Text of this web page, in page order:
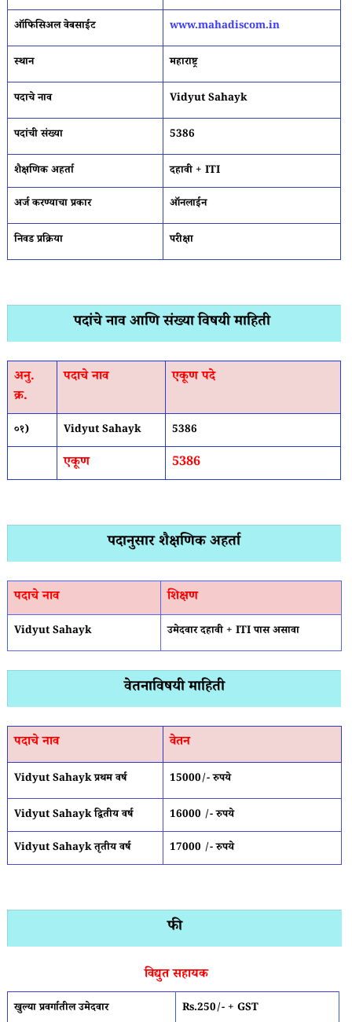
ऑफिसिअल वेबसाईट www.mahadiscom.in
स्थान महाराष्ट्र
पदाचे नाव Vidyut Sahayk
पदांची संख्या 5386
शैक्षणिक अहर्ता दहावी + ITI
अर्ज करण्याचा प्रकार ऑनलाईन
निवड प्रक्रिया परीक्षा
पदांचे नाव आणि संख्या विषयी माहिती
अनु.
क्र.
पदाचे नाव एकूण पदे
०१) Vidyut Sahayk 5386
एकूण 5386
पदानुसार शैक्षणिक अहर्ता
पदाचे नाव शिक्षण
Vidyut Sahayk उमेदवार दहावी + ITI पास असावा
वेतनाविषयी माहिती
पदाचे नाव वेतन
Vidyut Sahayk प्रथम वर्ष 15000/- रुपये
Vidyut Sahayk द्वितीय वर्ष 16000 /- रुपये
Vidyut Sahayk तृतीय वर्ष 17000 /- रुपये
फी
विद्युत सहायक
खुल्या प्रवर्गातील उमेदवार Rs.250/- + GST